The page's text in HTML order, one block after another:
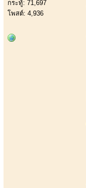
กระทู้: 71,697
โพสต์: 4,936